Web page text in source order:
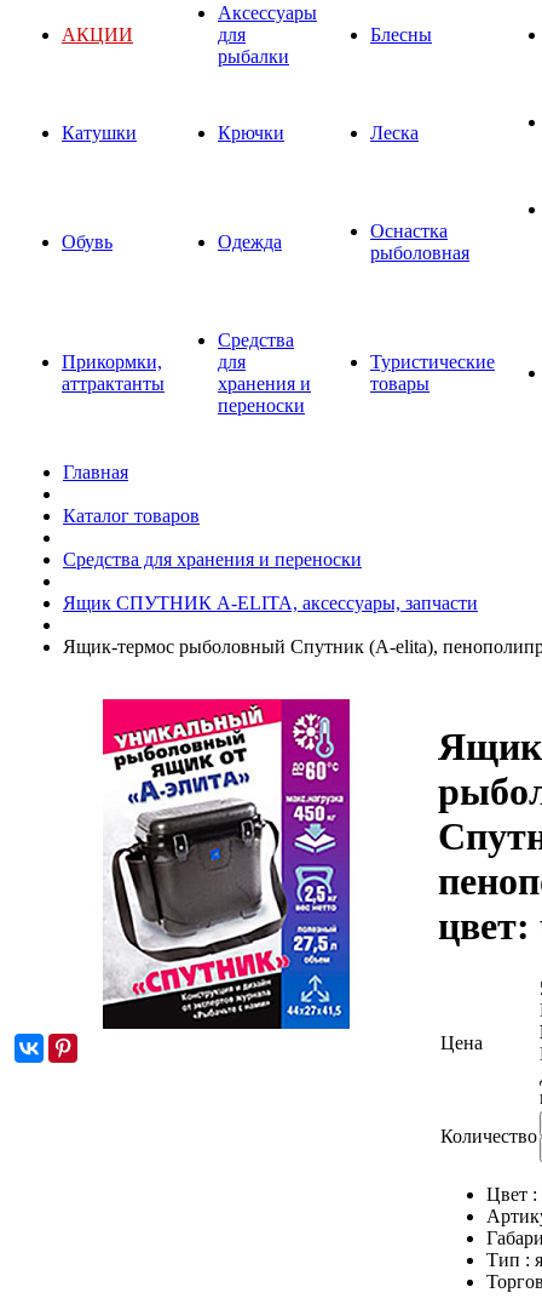
АКЦИИ
Аксессуары
для
рыбалки
Блесны
Катушки Крючки Леска
Обувь Одежда
Оснастка
рыболовная
Прикормки,
аттрактанты
Средства
для
хранения и
переноски
Туристические
товары
Главная
Каталог товаров
Средства для хранения и переноски
Ящик СПУТНИК A-ELITA, аксессуары, запчасти
Ящик-термос рыболовный Спутник (A-elita),
цвет:
Цена
Количество
Цвет :
Тип :